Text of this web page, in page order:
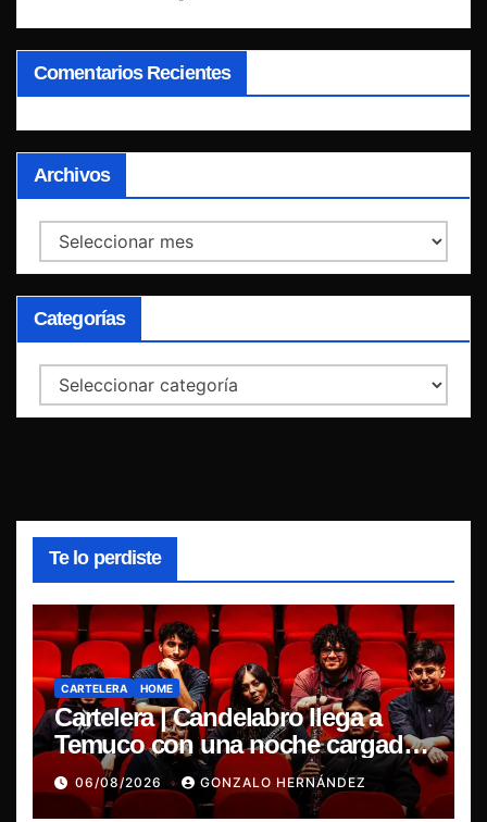
Comentarios Recientes
Archivos
Archivos
Categorías
Categorías
Te lo perdiste
CARTELERA HOME
Cartelera | Candelabro llega a
Temuco con una noche cargada
de indie
06/08/2026 GONZALO HERNÁNDEZ